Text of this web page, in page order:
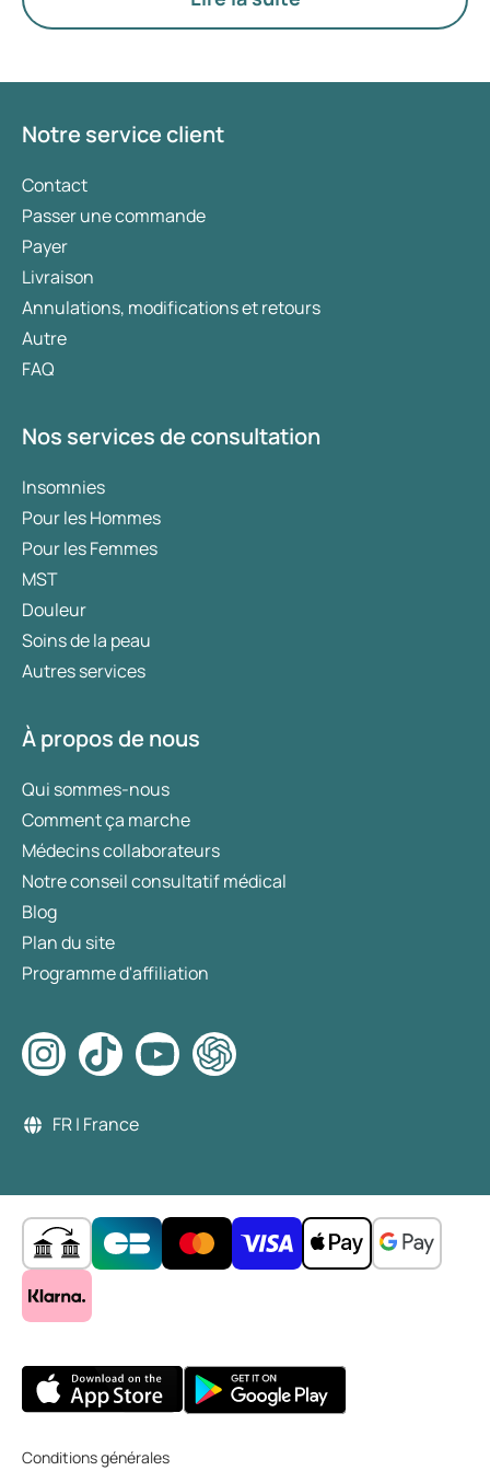
privilégiés. Le choix du traitement le plus adapté
d’utilisation de médicaments.
Notre service client
Contact
Passer une commande
Payer
Livraison
Annulations, modifications et retours
Autre
FAQ
Nos services de consultation
Insomnies
Pour les Hommes
Pour les Femmes
MST
Douleur
Soins de la peau
Autres services
À propos de nous
Qui sommes-nous
Comment ça marche
Médecins collaborateurs
Notre conseil consultatif médical
Blog
Plan du site
Programme d'affiliation
FR | France
Conditions générales